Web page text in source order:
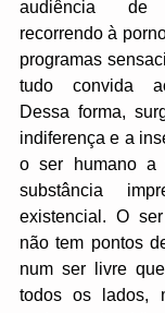
audiência de
recorrendo à
programas
tudo convida
Dessa forma,
indiferença e a
o ser humano a
substância
existencial. O
não tem pontos
num ser livre
todos os lados,